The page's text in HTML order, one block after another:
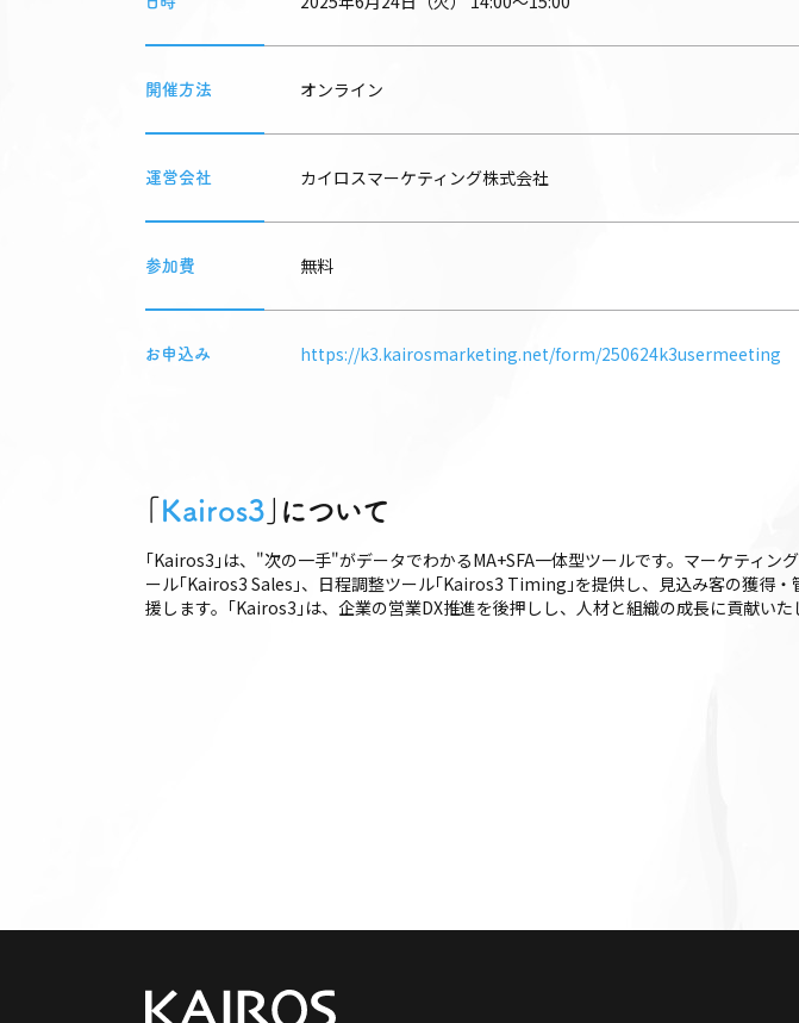
開催方法 オンライン
運営会社 カイロスマーケティング株式会社
参加費 無料
お申込み https://k3.kairosmarketing.net/form/250624k3usermeeting
｢ Kairos3 ｣について
｢Kairos3｣は、"次の一手"がデータでわかるMA+SFA一体型ツールです。マーケティ
ール｢Kairos3 Sales｣、日程調整ツール｢Kairos3 Timing｣を提供し、見込み客の獲得
援します。｢Kairos3｣は、企業の営業DX推進を後押しし、人材と組織の成長に貢献いた